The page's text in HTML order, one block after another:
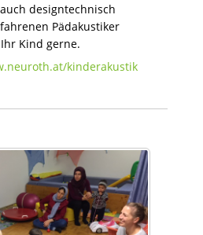
designtechnisch
Pädakustiker
Kind gerne.
kinderakustik